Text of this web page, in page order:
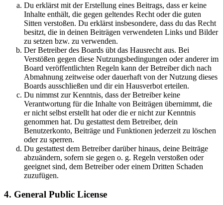
Du erklärst mit der Erstellung eines Beitrags, dass er keine
Inhalte enthält, die gegen geltendes Recht oder die guten
Sitten verstoßen. Du erklärst insbesondere, dass du das Recht
besitzt, die in deinen Beiträgen verwendeten Links und Bilder
zu setzen bzw. zu verwenden.
Der Betreiber des Boards übt das Hausrecht aus. Bei
Verstößen gegen diese Nutzungsbedingungen oder anderer im
Board veröffentlichten Regeln kann der Betreiber dich nach
Abmahnung zeitweise oder dauerhaft von der Nutzung dieses
Boards ausschließen und dir ein Hausverbot erteilen.
Du nimmst zur Kenntnis, dass der Betreiber keine
Verantwortung für die Inhalte von Beiträgen übernimmt, die
er nicht selbst erstellt hat oder die er nicht zur Kenntnis
genommen hat. Du gestattest dem Betreiber, dein
Benutzerkonto, Beiträge und Funktionen jederzeit zu löschen
oder zu sperren.
Du gestattest dem Betreiber darüber hinaus, deine Beiträge
abzuändern, sofern sie gegen o. g. Regeln verstoßen oder
geeignet sind, dem Betreiber oder einem Dritten Schaden
zuzufügen.
4. General Public License